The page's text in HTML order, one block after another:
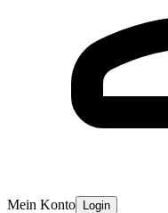
Mein Konto Login